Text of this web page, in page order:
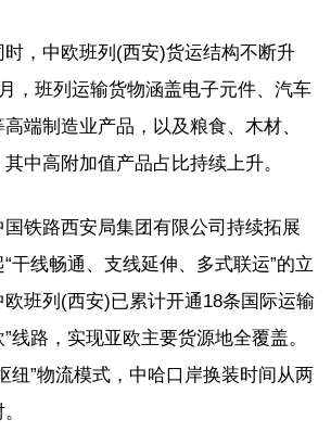
，中欧班列(西安)货运结构不断升
，班列运输货物涵盖电子元件、汽车
端制造业产品，以及粮食、木材、
中高附加值产品占比持续上升。
铁路西安局集团有限公司持续拓展
干线畅通、支线延伸、多式联运”的立
班列(西安)已累计开通18条国际运输
线路，实现亚欧主要货源地全覆盖。
纽”物流模式，中哈口岸换装时间从两